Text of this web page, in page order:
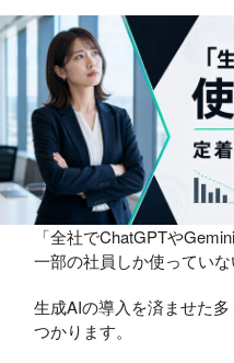
「全社でChatGPTや
一部の社員しか使っていな
生成AIの導入を済ませた
つかります。